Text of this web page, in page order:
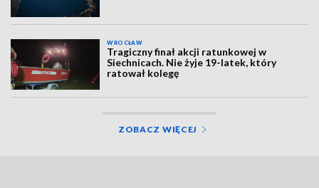
WROCŁAW
Tragiczny finał akcji ratunkowej w
Siechnicach. Nie żyje 19-latek, który
ratował kolegę
ZOBACZ WIĘCEJ